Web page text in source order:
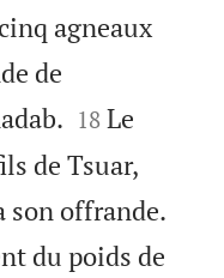
agneaux
de


18 Le
de Tsuar,
son offrande.
du poids de